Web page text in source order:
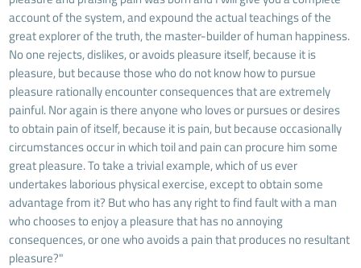
account of the system, and expound the actual teachings of the
great explorer of the truth, the master-builder of human happiness.
No one rejects, dislikes, or avoids pleasure itself, because it is
pleasure, but because those who do not know how to pursue
pleasure rationally encounter consequences that are extremely
painful. Nor again is there anyone who loves or pursues or desires
to obtain pain of itself, because it is pain, but because occasionally
circumstances occur in which toil and pain can procure him some
great pleasure. To take a trivial example, which of us ever
undertakes laborious physical exercise, except to obtain some
advantage from it? But who has any right to find fault with a man
who chooses to enjoy a pleasure that has no annoying
consequences, or one who avoids a pain that produces no resultant
pleasure?"